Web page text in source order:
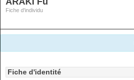
Fiche d'individu
Fiche d'identité